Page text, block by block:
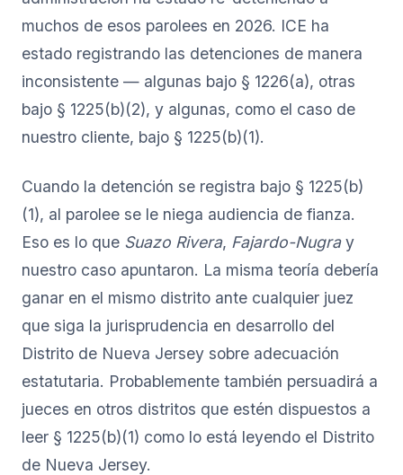
muchos de esos parolees en 2026. ICE ha
estado registrando las detenciones de manera
inconsistente — algunas bajo § 1226(a), otras
bajo § 1225(b)(2), y algunas, como el caso de
nuestro cliente, bajo § 1225(b)(1).
Cuando la detención se registra bajo § 1225(b)
(1), al parolee se le niega audiencia de fianza.
Eso es lo que Suazo Rivera, Fajardo-Nugray
nuestro caso apuntaron. La misma teoría debería
ganar en el mismo distrito ante cualquier juez
que siga la jurisprudencia en desarrollo del
Distrito de Nueva Jersey sobre adecuación
estatutaria. Probablemente también persuadirá a
jueces en otros distritos que estén dispuestos a
leer § 1225(b)(1) como lo está leyendo el Distrito
de Nueva Jersey.